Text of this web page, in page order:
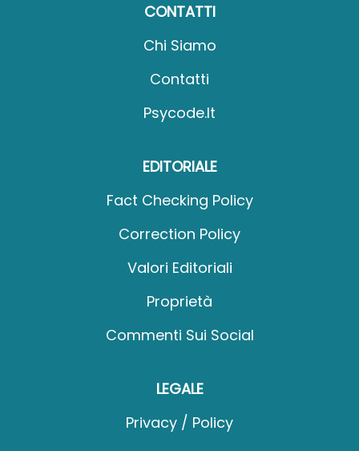
CONTATTI
Chi Siamo
Contatti
Psycode.it
EDITORIALE
Fact Checking Policy
Correction Policy
Valori Editoriali
Proprietà
Commenti Sui Social
LEGALE
Privacy / Policy